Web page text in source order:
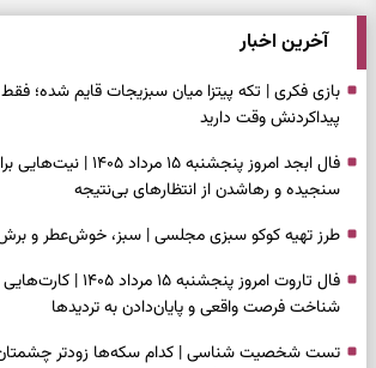
آخرین اخبار
پیداکردنش وقت دارید
فال ابجد امروز پنجشنبه ۱۵
سنجیده و رهاشدن از انتظارهای بی‌نتیجه
طرز تهیه کوکو سبزی مجلسی | سبز، خوش‌عطر و
فال تاروت امروز پنجشنبه
شناخت فرصت واقعی و پایان‌دادن به تردیدها
تست شخصیت شناسی | کدام سکه‌ها زودتر چشمتان را